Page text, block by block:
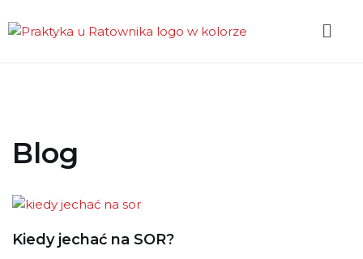
Przejdź
Blog
Kiedy jechać na SOR?